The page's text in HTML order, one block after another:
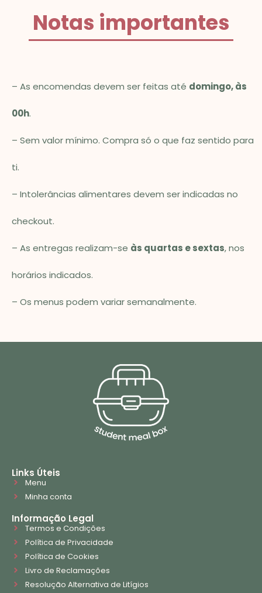
Notas importantes
– As encomendas devem ser feitas até domingo, às
00h.
– Sem valor mínimo. Compra só o que faz sentido para
ti.
– Intolerâncias alimentares devem ser indicadas no
checkout.
– As entregas realizam-se às quartas e sextas, nos
horários indicados.
– Os menus podem variar semanalmente.
Links Úteis
Menu
Minha conta
Informação Legal
Termos e Condições
Política de Privacidade
Política de Cookies
Livro de Reclamações
Resolução Alternativa de Litígios